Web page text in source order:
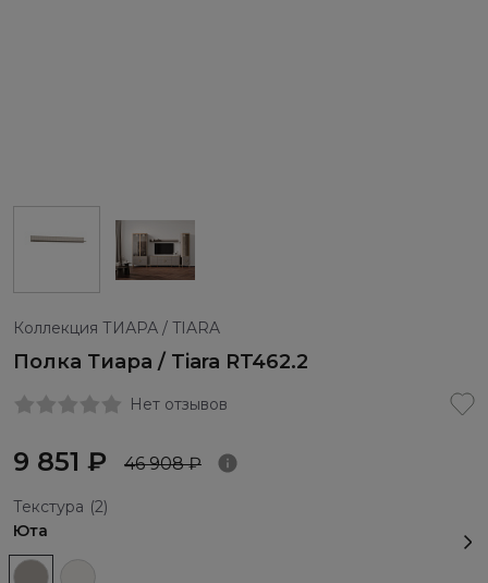
Коллекция ТИАРА / TIARA
Полка Тиара / Tiara RT462.2
Нет отзывов
9 851 ₽ 46 908 ₽
Текстура (2)
Юта